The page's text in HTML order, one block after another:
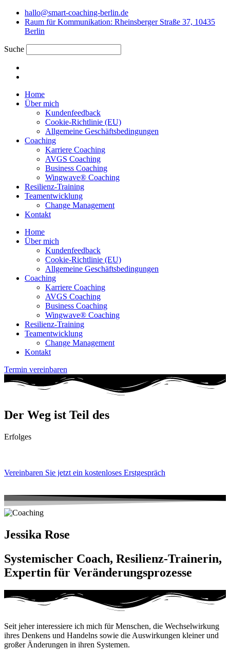
hallo@smart-coaching-berlin.de
Raum für Kommunikation: Rheinsberger Straße 37, 10435
Berlin
Suche
Home
Über mich
Kundenfeedback
Cookie-Richtlinie (EU)
Allgemeine Geschäftsbedingungen
Coaching
Karriere Coaching
AVGS Coaching
Business Coaching
Wingwave® Coaching
Resilienz-Training
Teamentwicklung
Change Management
Kontakt
Home
Über mich
Kundenfeedback
Cookie-Richtlinie (EU)
Allgemeine Geschäftsbedingungen
Coaching
Karriere Coaching
AVGS Coaching
Business Coaching
Wingwave® Coaching
Resilienz-Training
Teamentwicklung
Change Management
Kontakt
Termin vereinbaren
Der Weg ist Teil des
Erfolges
Vereinbaren Sie jetzt ein kostenloses Erstgespräch
Jessika Rose
Systemischer Coach, Resilienz-Trainerin,
Expertin für Veränderungsprozesse
Seit jeher interessiere ich mich für Menschen, die Wechselwirkung
ihres Denkens und Handelns sowie die Auswirkungen kleiner und
großer Änderungen in ihren Systemen.